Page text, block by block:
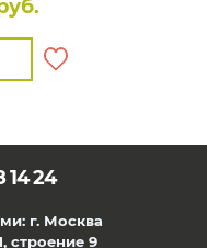
14 24
г. Москва
строение 9